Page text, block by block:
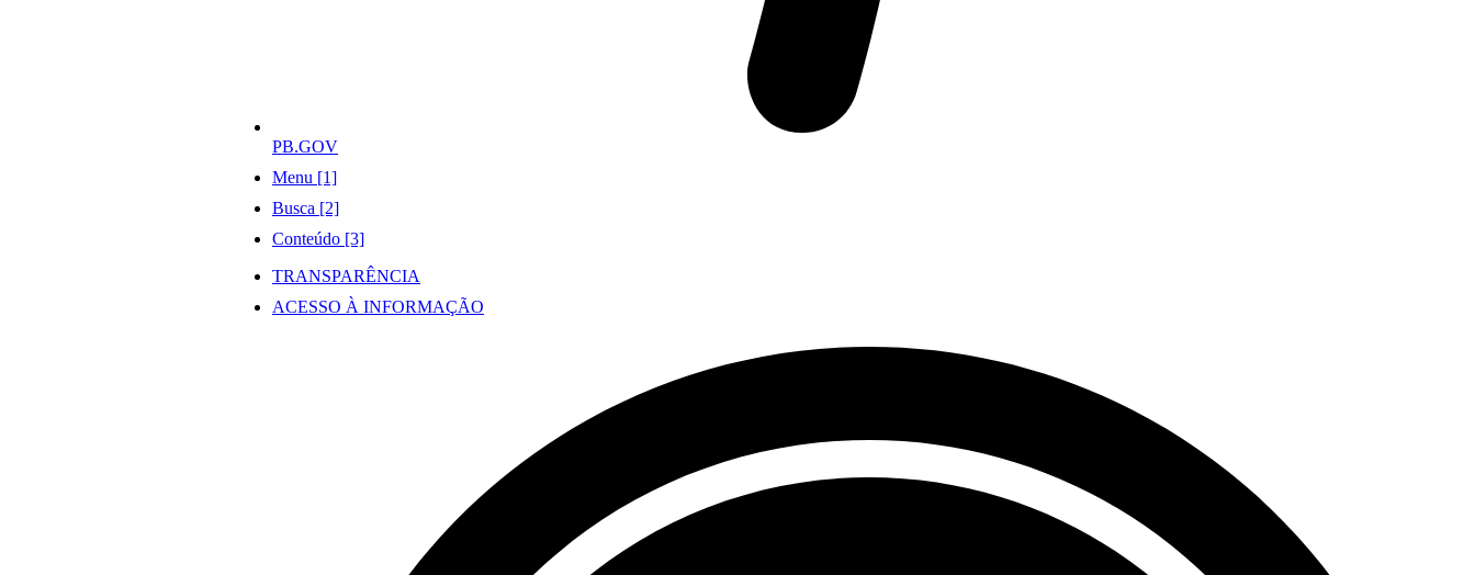
PB.GOV
Menu [1]
Busca [2]
Conteúdo [3]
TRANSPARÊNCIA
ACESSO À INFORMAÇÃO